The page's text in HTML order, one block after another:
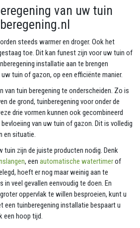
van uw tuin
steeds warmer en droger. Ook het
toe. Dit kan funest zijn voor uw tuin of
installatie aan te brengen
tuin of gazon, op een efficiënte manier.
van tuin beregening te onderscheiden. Zo is
de grond, tuinberegening voor onder de
drie vormen kunnen ook gecombineerd
van uw tuin of gazon. Dit is volledig
en situatie.
tuin zijn de juiste producten nodig. Denk
, een automatische watertimer of
hoeft er nog maar weinig aan te
in veel gevallen eenvoudig te doen. En
oppervlak te willen besproeien, kunt u
een tuinberegening installatie bespaart u
een hoop tijd.